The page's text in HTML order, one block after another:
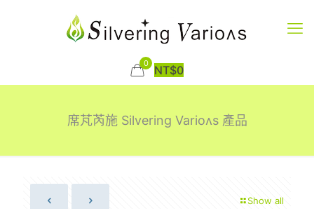
0 NT$0
席芃芮施 Silvering Varioʌs 產品
Show all